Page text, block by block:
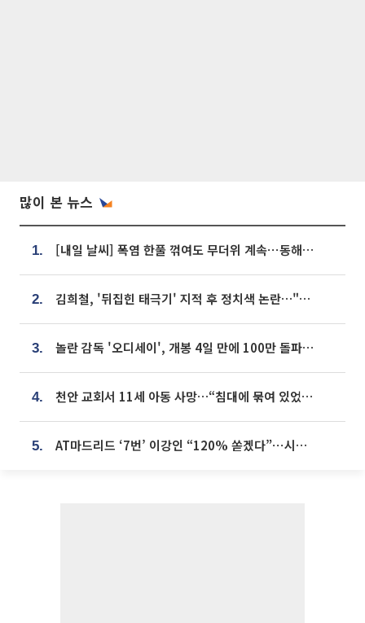
많이 본 뉴스
1. [내일 날씨] 폭염 한풀 꺾여도 무더위 계속⋯동해안 이틀 연속 비
2. 김희철, '뒤집힌 태극기' 지적 후 정치색 논란…"좌우 떠나 우리나라 국기"
3. 놀란 감독 '오디세이', 개봉 4일 만에 100만 돌파⋯'왕사남' 보다 빠르다
4. 천안 교회서 11세 아동 사망…“침대에 묶여 있었다” 진술 확보
5. AT마드리드 ‘7번’ 이강인 “120% 쏟겠다”⋯시메오네 감독 “필요한 선수”